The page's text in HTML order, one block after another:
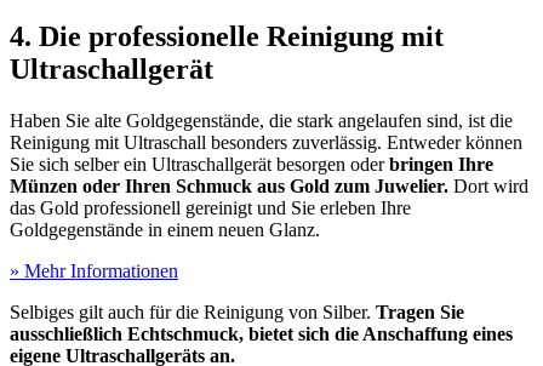
4. Die professionelle Reinigung mit
Ultraschallgerät
Haben Sie alte Goldgegenstände, die stark angelaufen sind, ist die
Reinigung mit Ultraschall besonders zuverlässig. Entweder können
Sie sich selber ein Ultraschallgerät besorgen oderbringen Ihre
Münzen oder Ihren Schmuck aus Gold zum Juwelier. Dort wird
das Gold professionell gereinigt und Sie erleben Ihre
Goldgegenstände in einem neuen Glanz.
» Mehr Informationen
Selbiges gilt auch für die Reinigung von Silber. Tragen Sie
ausschließlich Echtschmuck, bietet sich die Anschaffung eines
eigene Ultraschallgeräts an.